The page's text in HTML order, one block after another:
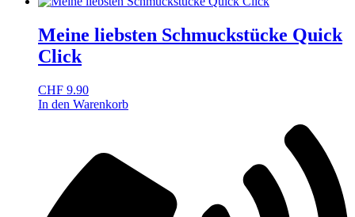
Meine liebsten Schmuckstücke Quick
Click
CHF 9.90
In den Warenkorb